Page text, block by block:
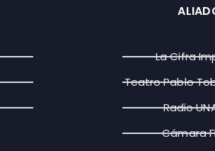
La Cifra
Teatro Pablo
Radio
Cámara